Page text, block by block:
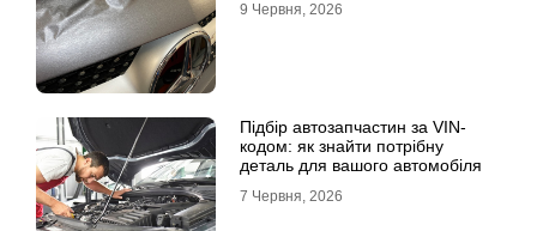
9 Червня, 2026
Підбір автозапчастин за VIN-
кодом: як знайти потрібну
деталь для вашого автомобіля
7 Червня, 2026